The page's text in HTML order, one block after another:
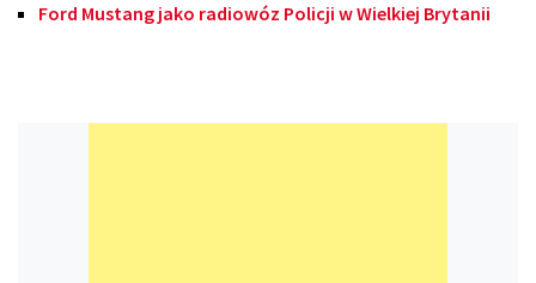
Ford Mustang jako radiowóz Policji w Wielkiej Brytanii